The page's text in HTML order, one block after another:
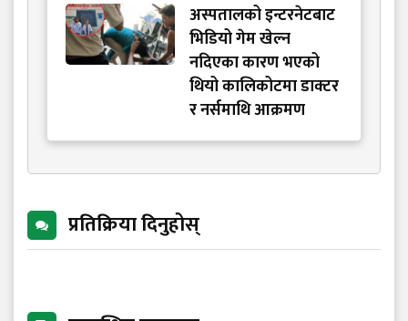
अस्पतालको इन्टरनेटबाट
भिडियो गेम खेल्न
नदिएका कारण भएको
थियो कालिकोटमा डाक्टर
र नर्समाथि आक्रमण
प्रतिक्रिया दिनुहोस्